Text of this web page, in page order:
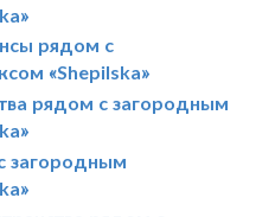
рядом с
«Shepilska»
рядом с загородным
загородным